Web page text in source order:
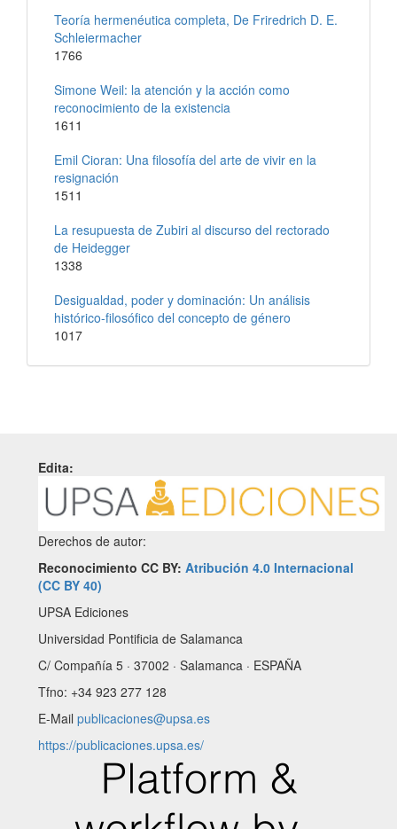
Teoría hermenéutica completa, De Friredrich D. E.
Schleiermacher
1766
Simone Weil: la atención y la acción como
reconocimiento de la existencia
1611
Emil Cioran: Una filosofía del arte de vivir en la
resignación
1511
La resupuesta de Zubiri al discurso del rectorado
de Heidegger
1338
Desigualdad, poder y dominación: Un análisis
histórico-filosófico del concepto de género
1017
Edita:
Derechos de autor:
Reconocimiento CC BY: Atribución 4.0 Internacional
(CC BY 40)
UPSA Ediciones
Universidad Pontificia de Salamanca
C/ Compañía 5 · 37002 · Salamanca · ESPAÑA
Tfno: +34 923 277 128
E-Mail publicaciones@upsa.es
https://publicaciones.upsa.es/